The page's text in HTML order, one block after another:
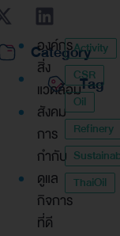
Category
องค์กร
สิ่ง
แวดล้อม
สังคม
การ
กำกับ
ดูแล
กิจการ
ที่ดี
Tag
Activity
CSR
Oil
Refinery
ThaiOil